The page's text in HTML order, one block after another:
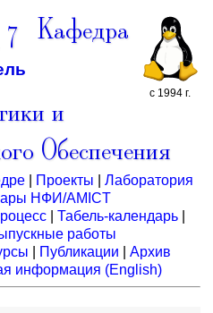
с 1994 г.
Кафедра
и
Обеспечения
Проекты
Лаборатория
НФИ/AMICT
| Табель-календарь|
работы
Публикации
Архив
информация (English)